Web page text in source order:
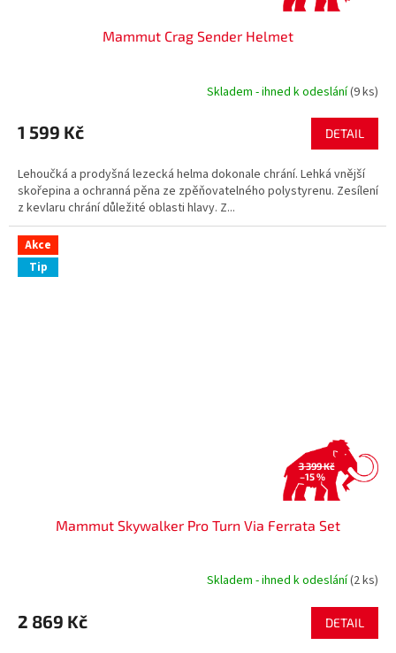
Mammut Crag Sender Helmet
Skladem - ihned k odeslání(9 ks)
1 599 Kč DETAIL
Lehoučká a prodyšná lezecká helma dokonale chrání. Lehká vnější
skořepina a ochranná pěna ze zpěňovatelného polystyrenu. Zesílení
z kevlaru chrání důležité oblasti hlavy. Z...
Akce
Tip
3 399 Kč
–15 %
Mammut Skywalker Pro Turn Via Ferrata Set
Skladem - ihned k odeslání(2 ks)
2 869 Kč DETAIL